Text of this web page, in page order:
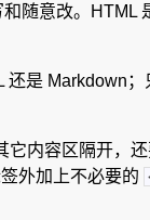
随意改。HTML
还是 Markdown；
它内容区隔开，
外加上不必要的